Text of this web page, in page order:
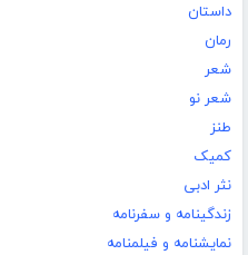
داستان
رمان
شعر
شعر نو
طنز
کمیک
نثر ادبی
زندگینامه و سفرنامه
نمایشنامه و فیلمنامه